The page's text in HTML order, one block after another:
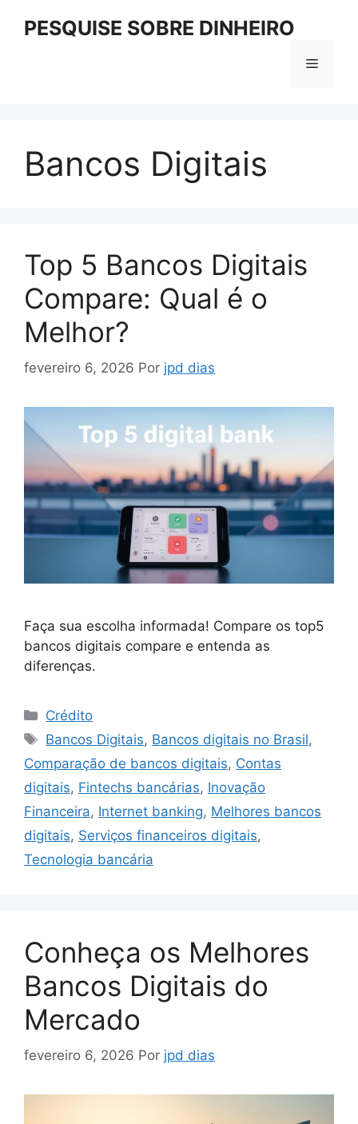
PESQUISE SOBRE DINHEIRO
Menu
Bancos Digitais
Top 5 Bancos Digitais
Compare: Qual é o
Melhor?
fevereiro 6, 2026 Por jpd dias
Faça sua escolha informada! Compare os top5
bancos digitais compare e entenda as
diferenças.
Categorias
Crédito
Tags
Bancos Digitais, Bancos digitais no Brasil,
Comparação de bancos digitais, Contas
digitais, Fintechs bancárias, Inovação
Financeira, Internet banking, Melhores bancos
digitais, Serviços financeiros digitais,
Tecnologia bancária
Conheça os Melhores
Bancos Digitais do
Mercado
fevereiro 6, 2026 Por jpd dias